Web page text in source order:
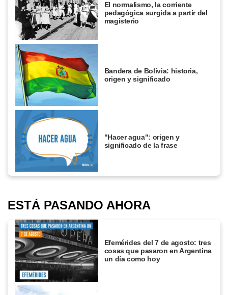
El normalismo, la corriente
pedagógica surgida a partir del
magisterio
Bandera de Bolivia: historia,
origen y significado
"Hacer agua": origen y
significado de la frase
ESTÁ PASANDO AHORA
Efemérides del 7 de agosto: tres
cosas que pasaron en Argentina
un día como hoy